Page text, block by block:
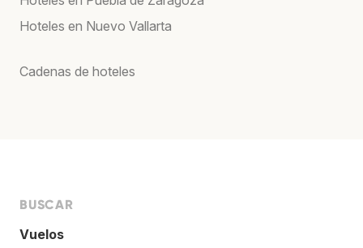
Hoteles en Nuevo Vallarta
Cadenas de hoteles
BUSCAR
Vuelos